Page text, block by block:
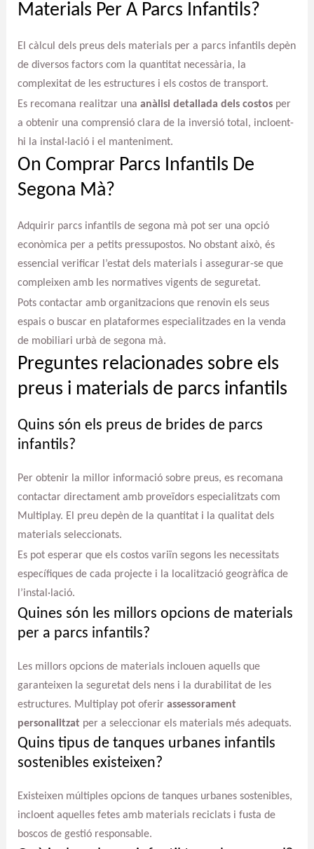
Materials Per A Parcs Infantils?
El càlcul dels preus dels materials per a parcs infantils depèn
de diversos factors com la quantitat necessària, la
complexitat de les estructures i els costos de transport.
Es recomana realitzar una anàlisi detallada dels costosper
a obtenir una comprensió clara de la inversió total, incloent-
hi la instal·lació i el manteniment.
On Comprar Parcs Infantils De
Segona Mà?
Adquirir parcs infantils de segona mà pot ser una opció
econòmica per a petits pressupostos. No obstant això, és
essencial verificar l’estat dels materials i assegurar-se que
compleixen amb les normatives vigents de seguretat.
Pots contactar amb organitzacions que renovin els seus
espais o buscar en plataformes especialitzades en la venda
de mobiliari urbà de segona mà.
Preguntes relacionades sobre els
preus i materials de parcs infantils
Quins són els preus de brides de parcs
infantils?
Per obtenir la millor informació sobre preus, es recomana
contactar directament amb proveïdors especialitzats com
Multiplay. El preu depèn de la quantitat i la qualitat dels
materials seleccionats.
Es pot esperar que els costos variïn segons les necessitats
específiques de cada projecte i la localització geogràfica de
l’instal·lació.
Quines són les millors opcions de materials
per a parcs infantils?
Les millors opcions de materials inclouen aquells que
garanteixen la seguretat dels nens i la durabilitat de les
estructures. Multiplay pot oferir assessorament
personalitzat per a seleccionar els materials més adequats.
Quins tipus de tanques urbanes infantils
sostenibles existeixen?
Existeixen múltiples opcions de tanques urbanes sostenibles,
incloent aquelles fetes amb materials reciclats i fusta de
boscos de gestió responsable.